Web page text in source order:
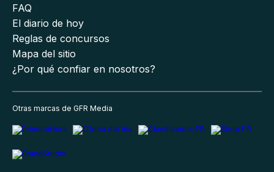
FAQ
El diario de hoy
Reglas de concursos
Mapa del sitio
¿Por qué confiar en nosotros?
Otras marcas de GFR Media